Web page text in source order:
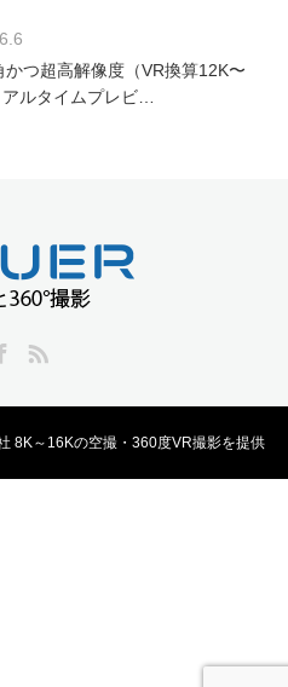
かつ超高解像度（VR換算12K〜
ルタイムプレビ…
8K～16Kの空撮・360度VR撮影を提供